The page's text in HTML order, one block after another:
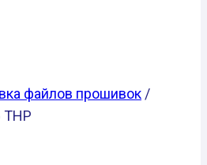
файлов прошивок /
THP